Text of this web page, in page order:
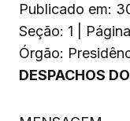
Publicado em:
Seção: 1 |
Órgão:
DESPACHOS